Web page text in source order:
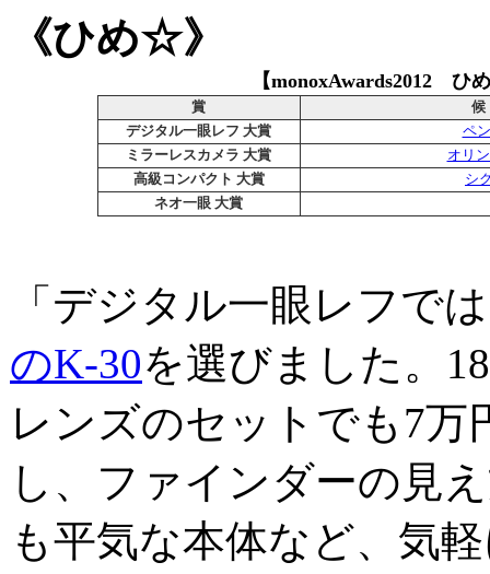
《ひめ☆》
【monoxAwards2012 ひ
賞
デジタル一眼レフ 大賞
ペ
ミラーレスカメラ 大賞
オリ
高級コンパクト 大賞
シ
ネオ一眼 大賞
「デジタル一眼レフで
のK-30を選びました。
レンズのセットでも7万
し、ファインダーの見
も平気な本体など、気